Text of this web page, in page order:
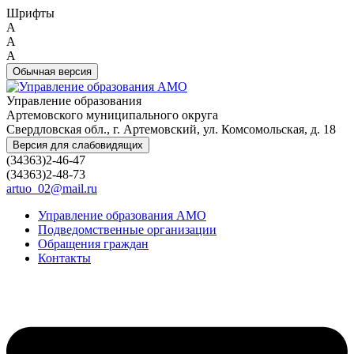
Шрифты
A
A
A
Обычная версия
Управление образования
Артемовского муниципального округа
Свердловская обл., г. Артемовский, ул. Комсомольская, д. 18
Версия для слабовидящих
(34363)2-46-47
(34363)2-48-73
artuo_02@mail.ru
Управление образования АМО
Подведомственные организации
Обращения граждан
Контакты